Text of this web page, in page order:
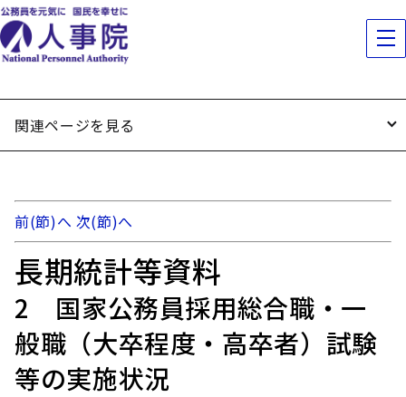
関連ページを見る
前(節)へ 次(節)へ
長期統計等資料
2 国家公務員採用総合職・一
般職（大卒程度・高卒者）試験
等の実施状況